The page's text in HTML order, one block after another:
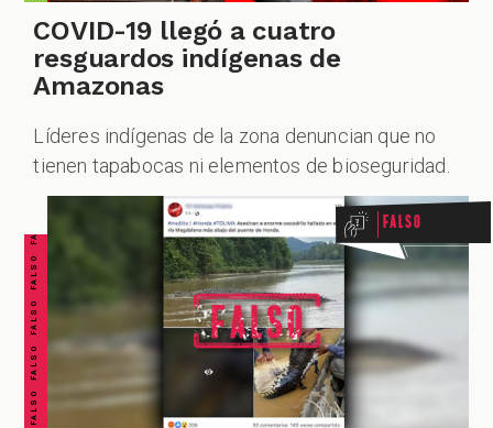
COVID-19 llegó a cuatro
resguardos indígenas de
Amazonas
Líderes indígenas de la zona denuncian que no
tienen tapabocas ni elementos de bioseguridad.
FALSO FALSO FALSO FALSO FALSO FALSO FALSO Falso